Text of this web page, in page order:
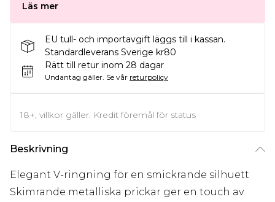
Läs mer
EU tull- och importavgift läggs till i kassan.
Standardleverans Sverige kr80
Rätt till retur inom 28 dagar
Undantag gäller. Se vår returpolicy
18+, villkor gäller. Kredit föremål för status
Beskrivning
Elegant V-ringning för en smickrande silhuett
Skimrande metalliska prickar ger en touch av